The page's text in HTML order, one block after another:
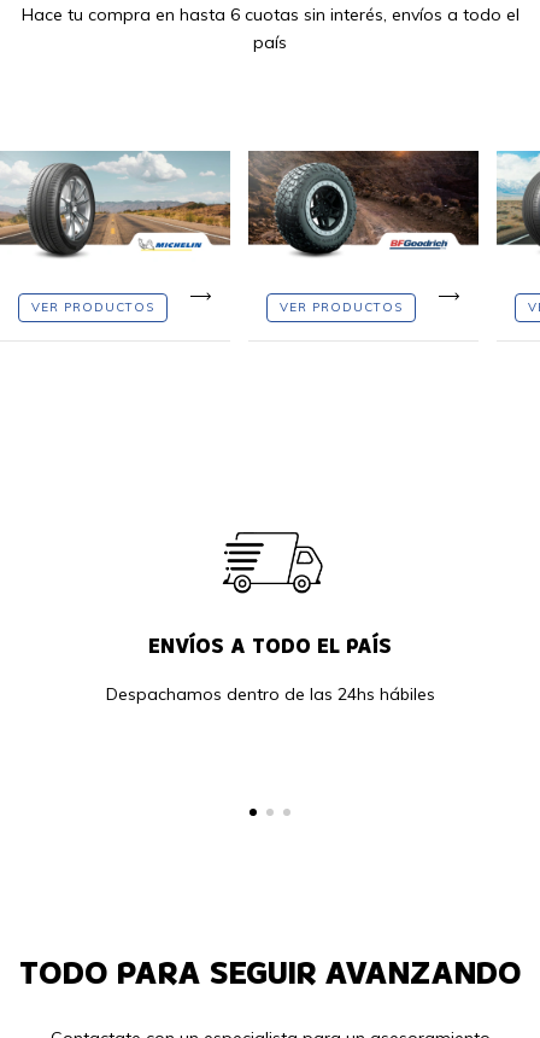
Hace tu compra en hasta 6 cuotas sin interés, envíos a todo el
país
VER PRODUCTOS VER PRODUCTOS
ENVÍOS A TODO EL PAÍS
Despachamos dentro de las 24hs hábiles
TODO PARA SEGUIR AVANZANDO